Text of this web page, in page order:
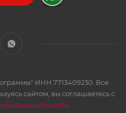
ИНН 7713409230. Все
сайтом, вы соглашаетесь с